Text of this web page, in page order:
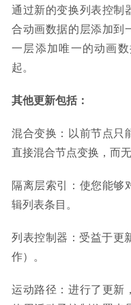
通过新的变换列表控制
合动画数据的层添加到
一层添加唯一的动画
起。
其他更新包括：
混合变换：以前节点只
直接混合节点变换，而
隔离层索引：使您能够
辑列表条目。
列表控制器：受益于更
作）。
运动路径：进行了更新